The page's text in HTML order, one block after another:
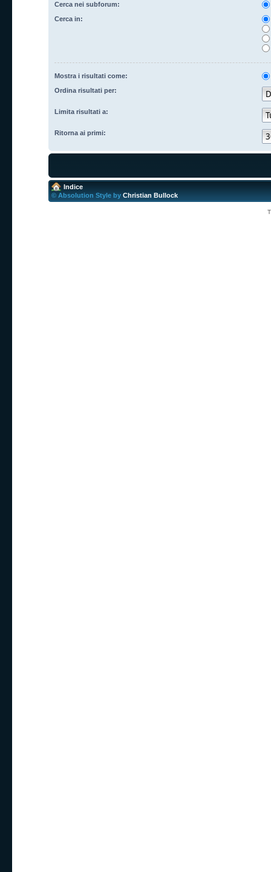
Cerca nei subforum:
Cerca in:
Mostra i risultati come:
Ordina risultati per:
Limita risultati a:
Ritorna ai primi:
Indice
© Absolution Style by Christian Bullock